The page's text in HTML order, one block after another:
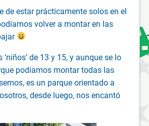
de estar prácticamente solos en el
volver a montar en las
de 13 y 15, y aunque se lo
podíamos montar todas las
es un parque orientado a
desde luego, nos encantó